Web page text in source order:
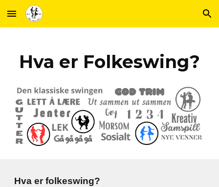
Skip to main content Skip to navigation
Hva er Folkeswing?
Hva er folkeswing?